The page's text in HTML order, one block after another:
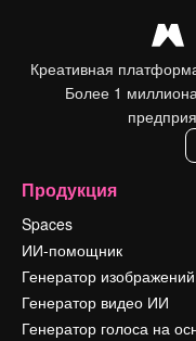
Креативная
Более 1
Продукция
Spaces
ИИ-помощник
Генератор
Генератор видео ИИ
Генератор голоса на